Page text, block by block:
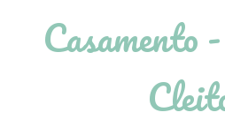
Casamento